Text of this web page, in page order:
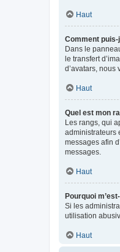
Haut
Comment
Dans le
le transfert
d’avatars, nous
Haut
Quel est mon
Les rangs, qui
administrateurs
messages afin
messages.
Haut
Pourquoi
Si les
utilisation
Haut